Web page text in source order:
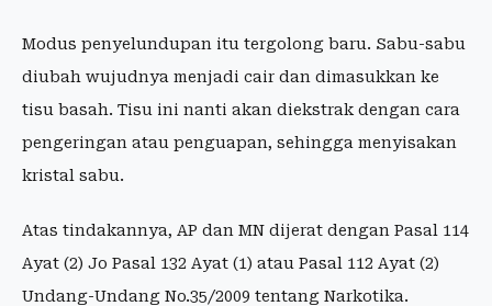
Modus penyelundupan itu tergolong baru. Sabu-sabu
diubah wujudnya menjadi cair dan dimasukkan ke
tisu basah. Tisu ini nanti akan diekstrak dengan cara
pengeringan atau penguapan, sehingga menyisakan
kristal sabu.
Atas tindakannya, AP dan MN dijerat dengan Pasal 114
Ayat (2) Jo Pasal 132 Ayat (1) atau Pasal 112 Ayat (2)
Undang-Undang No.35/2009 tentang Narkotika.